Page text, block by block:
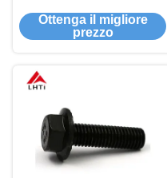
Ottenga il migliore
prezzo